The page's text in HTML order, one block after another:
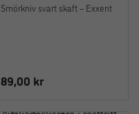
Smörkniv svart skaft – Exxent
89,00 kr